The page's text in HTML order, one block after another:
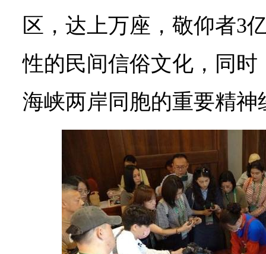
区，达上万座，敬仰者3
性的民间信俗文化，同
海峡两岸同胞的重要精神